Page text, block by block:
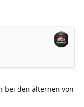
bei den älternen von